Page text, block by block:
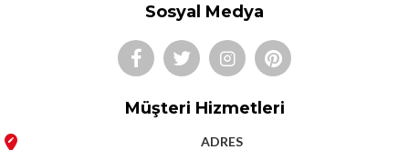
Sosyal Medya
Müşteri Hizmetleri
ADRES